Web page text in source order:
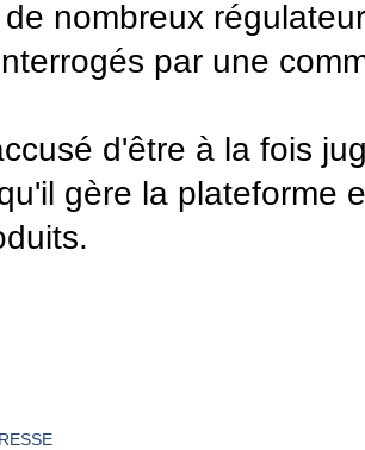
nombreux
par une
d'être à la fois
gère la plateforme